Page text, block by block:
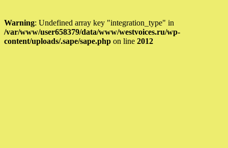
Warning: Undefined array key "integration_type" in
/var/www/user658379/data/www/westvoices.ru/wp-
content/uploads/.sape/sape.php on line 2012